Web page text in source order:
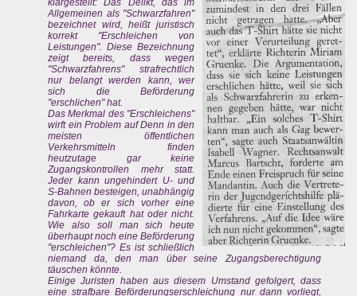
klargestellt: Das Delikt, das im
Allgemeinen als "Schwarzfahren"
bezeichnet wird, heißt juristisch
korrekt "Erschleichen von
Leistungen". Diese Bezeichnung
zeigt bereits, dass wegen
"Schwarzfahrens" strafrechtlich
nur belangt werden kann, wer
sich die Beförderung
"erschlichen" hat.
Das Merkmal des "Erschleichens"
wirft ein Problem auf Denn in den
meisten öffentlichen
Verkehrsmitteln finden
heutzutage gar keine
Zugangskontrollen mehr statt.
Jeder kann ungehindert U- und
S-Bahnen besteigen, unabhängig
davon, ob er sich vorher eine
Fahrkarte gekauft hat oder nicht.
Wie also soll man sich heute
überhaupt noch eine Beförderung
"erschleichen"? Es ist schließlich
niemand da, den man über seine Zugangsberechtigung
täuschen könnte.
Einige Juristen haben aus diesem Umstand gefolgert, dass
eine strafbare Beförderungserschleichung nur dann vorliegt,